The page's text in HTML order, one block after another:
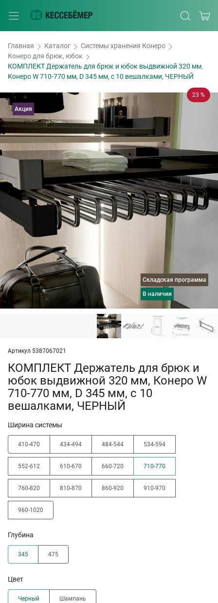
Главная Каталог
Системы хранения Конеро
Конеро для брюк, юбок
КОМПЛЕКТ Держатель для брюк и юбок выдвижной 320 мм,
Конеро W 710-770 мм, D 345 мм, с 10 вешалками, ЧЕРНЫЙ
23 %
Складская программа
в наличии
Акция
Артикул 5387067021
КОМПЛЕКТ Держатель для брюк и
юбок выдвижной 320 мм, Конеро W
710-770 мм, D 345 мм, с 10
вешалками, ЧЕРНЫЙ
Ширина системы
410-470 434-494 484-544 534-594
552-612 610-670 660-720 710-770
760-820 810-870 860-920 910-970
960-1020
Глубина
345 475
Цвет
Черный Шампань